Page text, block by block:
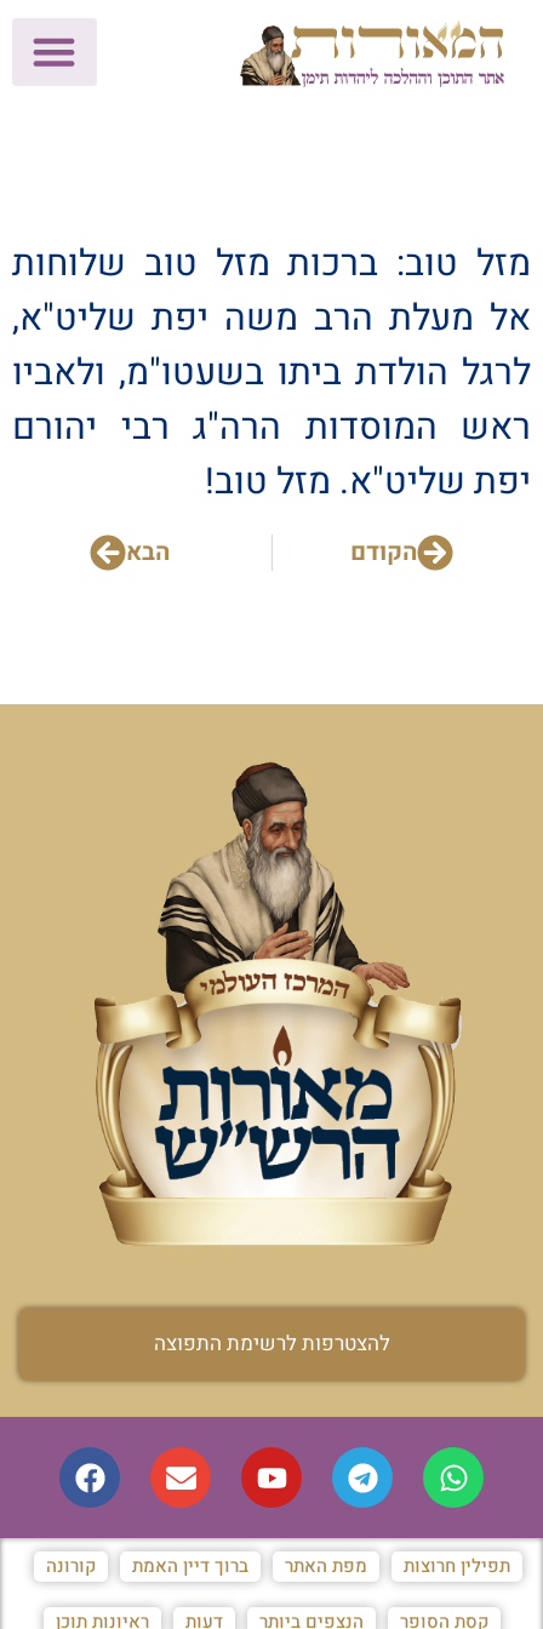
מזל טוב: ברכות מזל טוב שלוחות
אל מעלת הרב משה יפת שליט"א,
לרגל הולדת ביתו בשעטו"מ, ולאביו
ראש המוסדות הרה"ג רבי יהורם
יפת שליט"א. מזל טוב!
הקודם הבא
להצטרפות לרשימת התפוצה
תפילין חרוצות מפת האתר ברוך דיין האמת קורונה
קסת הסופר הנצפים ביותר דעות ראיונות תוכן